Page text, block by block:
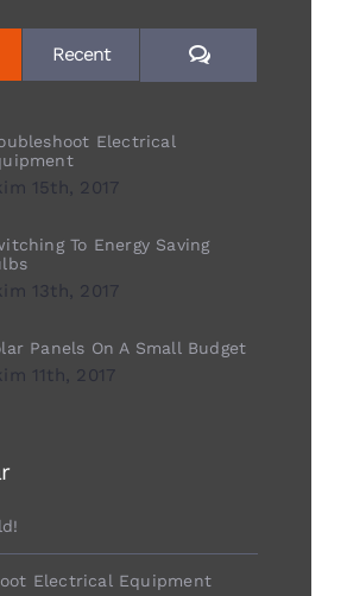
Recent Yorum
Electrical
15th, 2017
To Energy Saving
13th, 2017
Panels On A Small Budget
11th, 2017
Electrical Equipment